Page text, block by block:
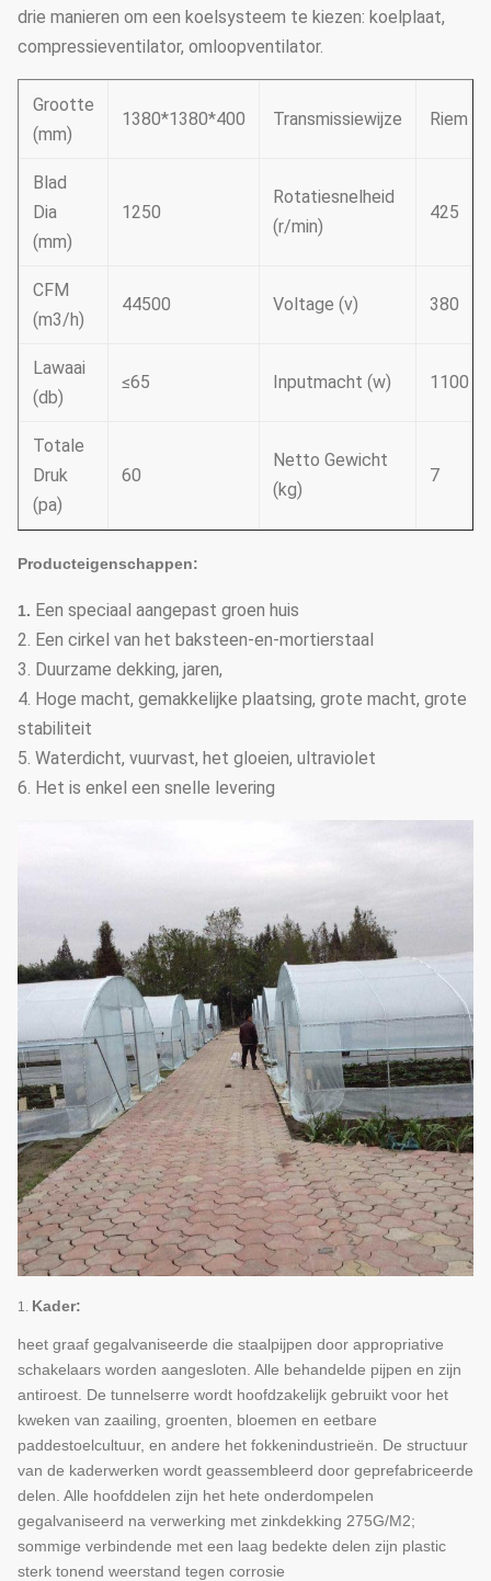
drie manieren om een koelsysteem te kiezen: koelplaat,
compressieventilator, omloopventilator.
Grootte
(mm)
1380*1380*400 Transmissiewijze Riem
Blad
Dia
(mm)
1250
Rotatiesnelheid
(r/min)
425
CFM
(m3/h)
44500 Voltage (v) 380
Lawaai
(db)
≤65 Inputmacht (w) 1100
Totale
Druk
(pa)
60
Netto Gewicht
(kg)
7
Producteigenschappen:
1. Een speciaal aangepast groen huis
2. Een cirkel van het baksteen-en-mortierstaal
3. Duurzame dekking, jaren,
4. Hoge macht, gemakkelijke plaatsing, grote macht, grote
stabiliteit
5. Waterdicht, vuurvast, het gloeien, ultraviolet
6. Het is enkel een snelle levering
1. Kader:
heet graaf gegalvaniseerde die staalpijpen door appropriative
schakelaars worden aangesloten. Alle behandelde pijpen en zijn
antiroest. De tunnelserre wordt hoofdzakelijk gebruikt voor het
kweken van zaailing, groenten, bloemen en eetbare
paddestoelcultuur, en andere het fokkenindustrieën. De structuur
van de kaderwerken wordt geassembleerd door geprefabriceerde
delen. Alle hoofddelen zijn het hete onderdompelen
gegalvaniseerd na verwerking met zinkdekking 275G/M2;
sommige verbindende met een laag bedekte delen zijn plastic
sterk tonend weerstand tegen corrosie